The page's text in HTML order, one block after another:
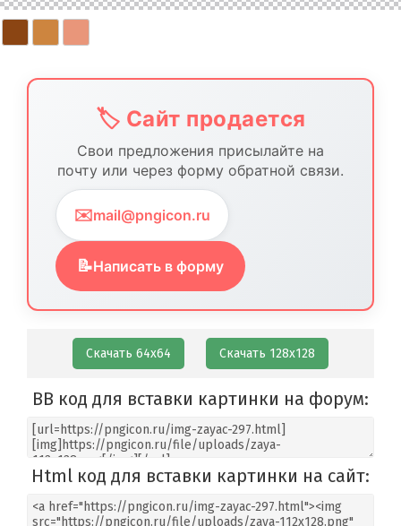
🏷️ Сайт продается
Свои предложения присылайте на
почту или через форму обратной связи.
✉️mail@pngicon.ru
📝Написать в форму
Скачать 64х64 Скачать 128х128
BB код для вставки картинки на форум:
Html код для вставки картинки на сайт: